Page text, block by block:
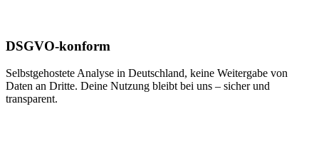
DSGVO-konform
Selbstgehostete Analyse in Deutschland, keine Weitergabe von
Daten an Dritte. Deine Nutzung bleibt bei uns – sicher und
transparent.